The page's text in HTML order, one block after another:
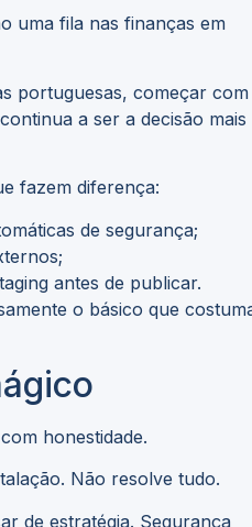
uma fila nas finanças em
portuguesas, começar com
a ser a decisão mais
fazem diferença:
de segurança;
antes de publicar.
o básico que
honestidade.
Não resolve tudo.
de estratégia. Segurança